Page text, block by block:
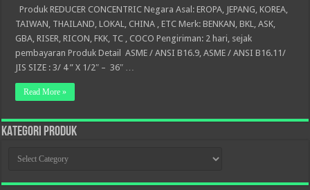
Produk REDUCER CONCENTRIC Negara Asal: EROPA, JEPANG, KOREA,
TAIWAN, THAILAND, LOKAL, CHINA , ETC Merk: BENKAN, BKL, ASK,
GBA, RISER, RICON, FKK, TC , COCO Pengiriman: 2 hari, sejak
pembayaran Produk Detail ASME / ANSI B16.9, ASME / ANSI B16.11/
JIS SIZE : 3/ 4 ” X 1/2″ – 36″ …
Read More »
KATEGORI PRODUK
PRODUK